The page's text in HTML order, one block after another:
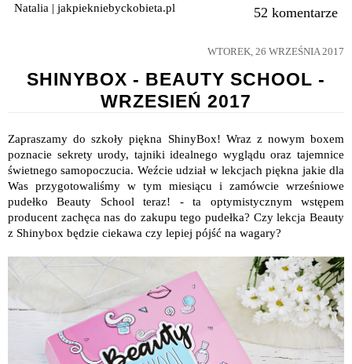
Natalia | jakpiekniebyckobieta.pl 52 komentarze
WTOREK, 26 WRZEŚNIA 2017
SHINYBOX - BEAUTY SCHOOL -
WRZESIEŃ 2017
Zapraszamy do szkoły piękna ShinyBox! Wraz z nowym boxem
poznacie sekrety urody, tajniki idealnego wyglądu oraz tajemnice
świetnego samopoczucia. Weźcie udział w lekcjach piękna jakie dla
Was przygotowaliśmy w tym miesiącu i zamówcie wrześniowe
pudełko Beauty School teraz! - ta optymistycznym wstępem
producent zachęca nas do zakupu tego pudełka? Czy lekcja Beauty
z Shinybox będzie ciekawa czy lepiej pójść na wagary?